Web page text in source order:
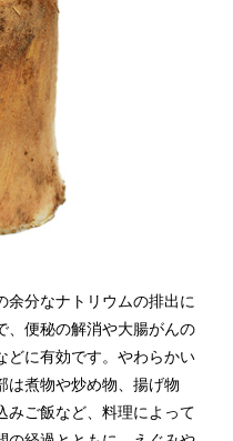
余分なナトリウムの排出に
、便秘の解消や大腸がんの
どに有効です。やわらかい
は煮物や炒め物、揚げ物
みご飯など、料理によって